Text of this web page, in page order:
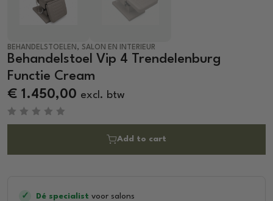
BEHANDELSTOELEN , SALON EN INTERIEUR
Behandelstoel Vip 4 Trendelenburg
Functie Cream
€ 1.450,00 excl. btw
R
d
Add to cart
✓ Dé specialist voor salons